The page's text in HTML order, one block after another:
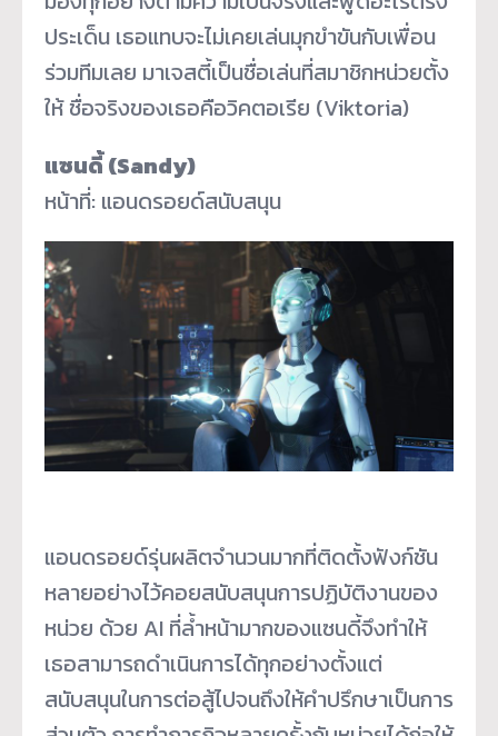
ประเด็น เธอแทบจะไม่เคยเล่นมุกขำขันกับเพื่อน
ร่วมทีมเลย มาเจสตี้เป็นชื่อเล่นที่สมาชิกหน่วยตั้ง
ให้ ชื่อจริงของเธอคือวิคตอเรีย (Viktoria)
แซนดี้ (Sandy)
หน้าที่: แอนดรอยด์สนับสนุน
แอนดรอยด์รุ่นผลิตจำนวนมากที่ติดตั้งฟังก์ชัน
หลายอย่างไว้คอยสนับสนุนการปฏิบัติงานของ
หน่วย ด้วย AI ที่ล้ำหน้ามากของแซนดี้จึงทำให้
เธอสามารถดำเนินการได้ทุกอย่างตั้งแต่
สนับสนุนในการต่อสู้ไปจนถึงให้คำปรึกษาเป็นการ